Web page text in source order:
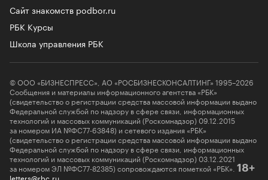
Сайт знакомств podbor.ru
РБК Курсы
Школа управления РБК
© ООО «БИЗНЕСПРЕСС», АО «РОСБИЗНЕСКОНСАЛТИНГ» 1995–2026
Сообщения и материалы информационного агентства «РБК»
(свидетельство о регистрации средства массовой информации выдано
Федеральной службой по надзору в сфере связи, информационных
технологий и массовых коммуникаций (Роскомнадзор) 09.12.2015
за номером ИА №ФС77-63848) и сетевого издания «РБК»
(свидетельство о регистрации средства массовой информации выдано
Федеральной службой по надзору в сфере связи, информационных
технологий и массовых коммуникаций (Роскомнадзор) 03.12.2021
за номером ЭЛ №ФС77-82385) сопровождаются пометкой «РБК». 18+
letters@rbc.ru